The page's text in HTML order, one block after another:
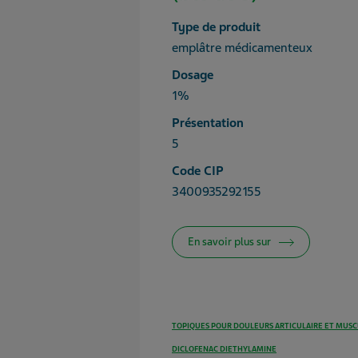
Type de produit
emplâtre médicamenteux
Dosage
1%
Présentation
5
Code CIP
3400935292155
En savoir plus sur
TOPIQUES POUR DOULEURS ARTICULAIRE ET
DICLOFENAC DIETHYLAMINE